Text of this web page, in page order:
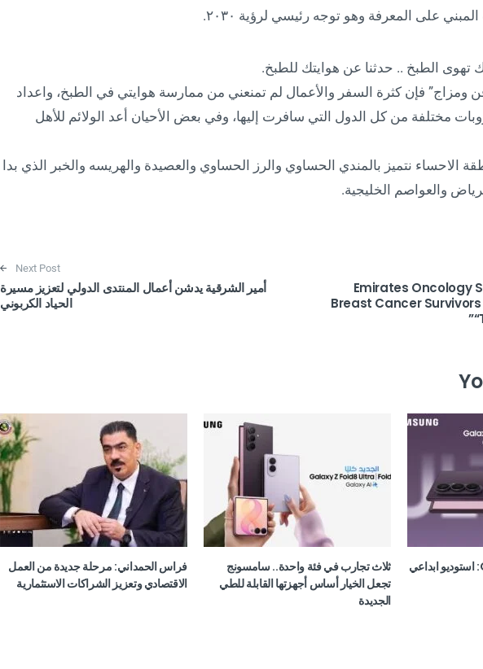
على المعرفة وهو توجه رئيسي لرؤية ٢٠٣٠.
تهوى الطبخ .. حدثنا عن هوايتك للطبخ.
ومزاج” فإن كثرة السفر والأعمال لم تمنعني من ممارسة هوايتي في الطبخ، واعداد
مختلفة من كل الدول التي سافرت إليها، وفي بعض الأحيان أعد الولائم للأهل
الاحساء نتميز بالمندي الحساوي والرز الحساوي والعصيدة والهريسه والخبر الذي بدا
والعواصم الخليجية.
Emirates Oncology
Breast Cancer
Next Post
أمير الشرقية يدشن أعمال المنتدى الدولي لتعزيز مسيرة
الحياد الكربوني
Galaxy Z Fold8 Ultra: استوديو ابداعي
ثلاث تجارب في فئة واحدة.. سامسونج
تجعل الخيار أساس أجهزتها القابلة للطي
الجديدة
فراس الحمداني: مرحلة جديدة من العمل
الاقتصادي وتعزيز الشراكات الاستثمارية